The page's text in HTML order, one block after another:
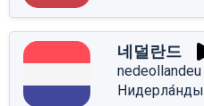
네덜란드
nedeollandeu
Нидерла́нды